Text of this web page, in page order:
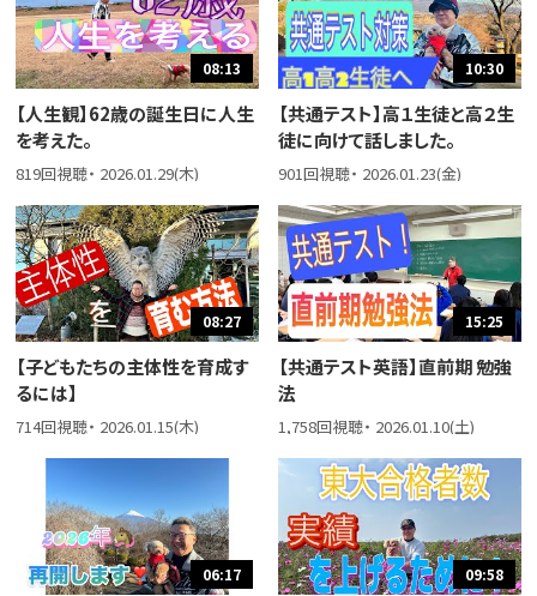
08:13
【人生観】62歳の誕生日に人生
を考えた。
819回視聴・ 2026.01.29(木)
10:30
【共通テスト】高１生徒と高２生
徒に向けて話しました。
901回視聴・ 2026.01.23(金)
08:27
【子どもたちの主体性を育成す
るには】
714回視聴・ 2026.01.15(木)
15:25
【共通テスト英語】直前期 勉強
法
1,758回視聴・ 2026.01.10(土)
06:17 09:58